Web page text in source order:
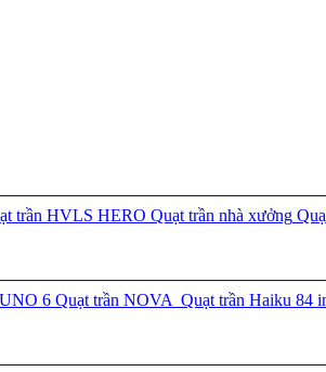
trần HVLS HERO Quạt trần nhà xưởng
6 Quạt trần NOVA Quạt trần Haiku 84